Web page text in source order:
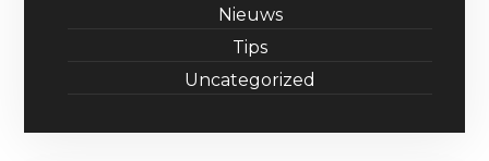
Nieuws
Tips
Uncategorized